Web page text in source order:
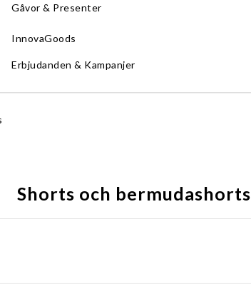
Gåvor & Presenter
InnovaGoods
Erbjudanden & Kampanjer
Shorts och bermudashorts